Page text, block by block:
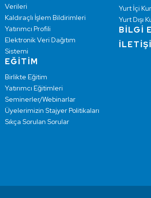
Verileri
Kaldıraçlı İşlem Bildirimleri
Yatırımcı Profili
Elektronik Veri Dağıtım
Sistemi
EĞİTİM
Birlikte Eğitim
Yatırımcı Eğitimleri
Seminerler/Webinarlar
Üyelerimizin Stajyer Politikaları
Sıkça Sorulan Sorular
Yurt İçi
Yurt Dışı
BİLGİ